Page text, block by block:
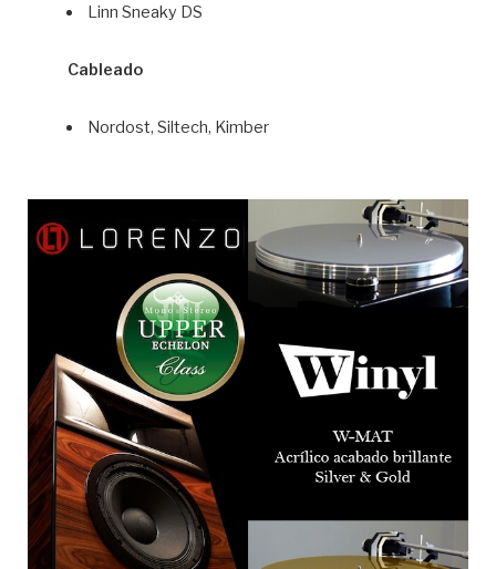
Linn Sneaky DS
Cableado
Nordost, Siltech, Kimber